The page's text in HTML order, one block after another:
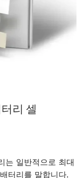
리 셀
는 일반적으로 최대
터리를 말합니다.